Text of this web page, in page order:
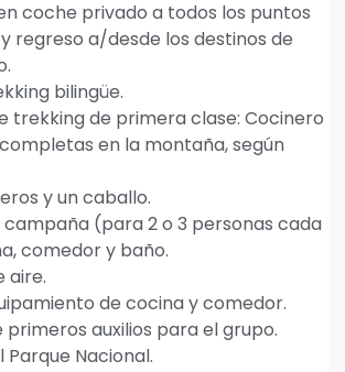
coche privado a todos los puntos
regreso a/desde los destinos de
bilingüe.
trekking de primera clase: Cocinero
en la montaña, según
y un caballo.
campaña (para 2 o 3 personas cada
comedor y baño.
aire.
de cocina y comedor.
primeros auxilios para el grupo.
Parque Nacional.